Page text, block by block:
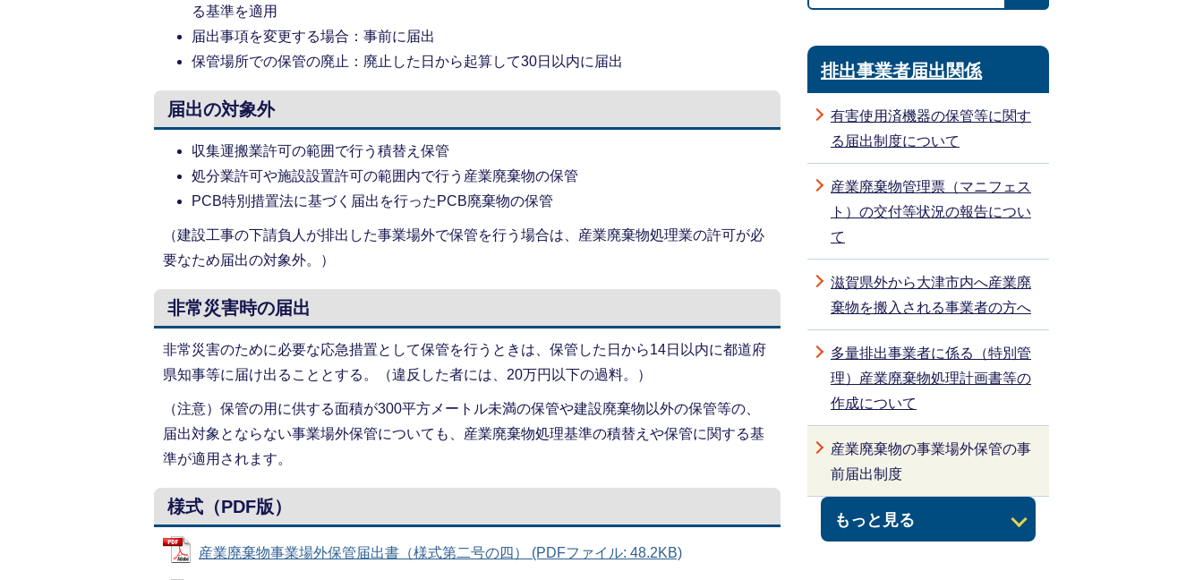
る基準を適用
届出事項を変更する場合：事前に届出
保管場所での保管の廃止：廃止した日から起算して30日以内に届出
届出の対象外
収集運搬業許可の範囲で行う積替え保管
処分業許可や施設設置許可の範囲内で行う産業廃棄物の保管
PCB特別措置法に基づく届出を行ったPCB廃棄物の保管
（建設工事の下請負人が排出した事業場外で保管を行う場合は、産業廃棄物処理業の許可が必
要なため届出の対象外。）
非常災害時の届出
非常災害のために必要な応急措置として保管を行うときは、保管した日から14日以内に都道府
県知事等に届け出ることとする。（違反した者には、20万円以下の過料。）
（注意）保管の用に供する面積が300平方メートル未満の保管や建設廃棄物以外の保管等の、
届出対象とならない事業場外保管についても、産業廃棄物処理基準の積替えや保管に関する基
準が適用されます。
様式（PDF版）
産業廃棄物事業場外保管届出書（様式第二号の四） (PDFファイル: 48.2KB)
排出事業者届出関係
有害使用済機器の保管等に関す
る届出制度について
産業廃棄物管理票（マニフェス
ト）の交付等状況の報告につい
て
滋賀県外から大津市内へ産業廃
棄物を搬入される事業者の方へ
もっと見る
多量排出事業者に係る（特別管
理）産業廃棄物処理計画書等の
作成について
産業廃棄物の事業場外保管の事
前届出制度